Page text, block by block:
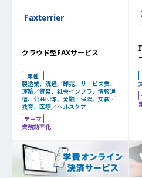
Faxterrier
クラウド型FAXサービス
業種
製造業、流通／卸売、サービス業、
運輸／貿易、社会インフラ、情報通
信、公共団体、金融／保険、文教／
教育、医療／ヘルスケア
テーマ
業務効率化